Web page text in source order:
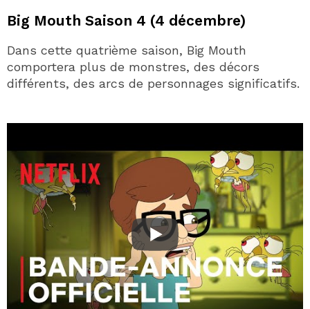
Big Mouth Saison 4 (4 décembre)
Dans cette quatrième saison, Big Mouth
comportera plus de monstres, des décors
différents, des arcs de personnages significatifs.